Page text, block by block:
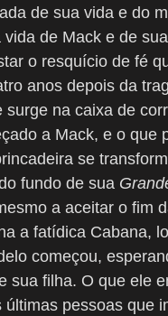
de sua vida e do
vida de Mack e de
o resquício de fé
anos depois da
surge na caixa de
a Mack, e o que
se
fundo de sua
a aceitar o fim
a fatídica Cabana,
começou,
sua filha. O que ele
últimas pessoas que